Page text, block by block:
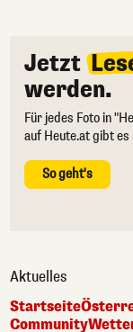
Jetzt
werden.
Für jedes Foto in
auf Heute.at gibt es
So geht's
Aktuelles
Startseite
Community